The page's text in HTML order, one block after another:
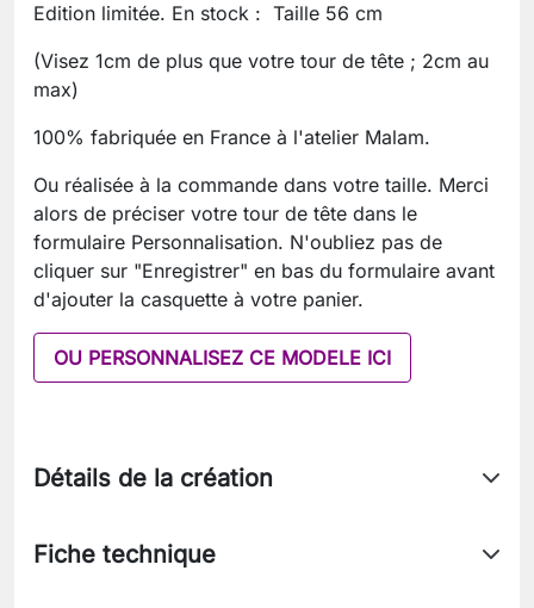
Edition limitée. En stock : Taille 56 cm
(Visez 1cm de plus que votre tour de tête ; 2cm au
max)
100% fabriquée en France à l'atelier Malam.
Ou réalisée à la commande dans votre taille. Merci
alors de préciser votre tour de tête dans le
formulaire Personnalisation. N'oubliez pas de
cliquer sur "Enregistrer" en bas du formulaire avant
d'ajouter la casquette à votre panier.
OU PERSONNALISEZ CE MODELE ICI
Détails de la création
Fiche technique